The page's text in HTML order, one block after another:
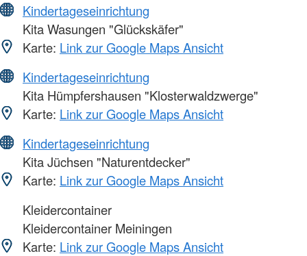
Kindertageseinrichtung
Kita Wasungen "Glückskäfer"
Karte: Link zur Google Maps Ansicht
Kindertageseinrichtung
Kita Hümpfershausen "Klosterwaldzwerge"
Karte: Link zur Google Maps Ansicht
Kindertageseinrichtung
Kita Jüchsen "Naturentdecker"
Karte: Link zur Google Maps Ansicht
Kleidercontainer
Kleidercontainer Meiningen
Karte: Link zur Google Maps Ansicht